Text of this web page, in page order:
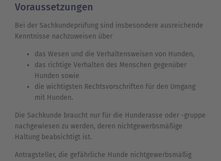
Voraussetzungen
Bei der Sachkundeprüfung sind insbesondere ausreichende
Kenntnisse nachzuweisen über
das Wesen und die Verhaltensweisen von Hunden,
das richtige Verhalten des Menschen gegenüber
Hunden sowie
die wichtigsten Rechtsvorschriften für den Umgang
mit Hunden.
Die Sachkunde braucht nur für die Hunderasse oder -gruppe
nachgewiesen zu werden, deren nichtgewerbsmäßige
Haltung beabsichtigt ist.
Antragsteller, die gefährliche Hunde nichtgewerbsmäßig